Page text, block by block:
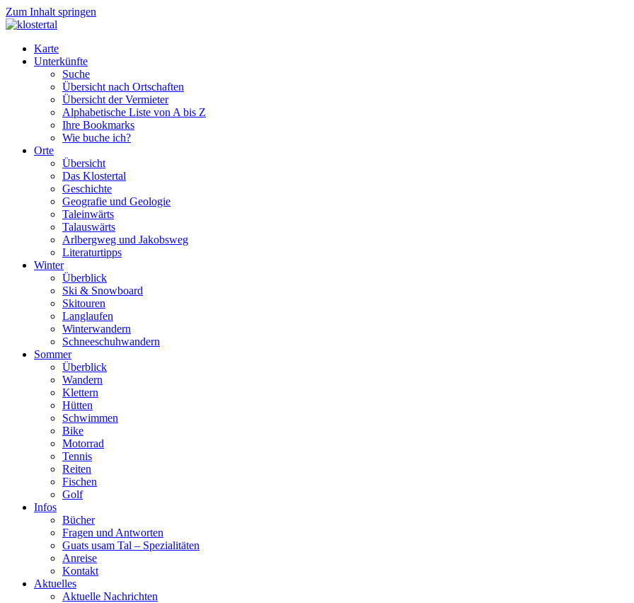
Zum Inhalt springen
Karte
Unterkünfte
Suche
Übersicht nach Ortschaften
Übersicht der Vermieter
Alphabetische Liste von A bis Z
Ihre Bookmarks
Wie buche ich?
Orte
Übersicht
Das Klostertal
Geschichte
Geografie und Geologie
Taleinwärts
Talauswärts
Arlbergweg und Jakobsweg
Literaturtipps
Winter
Überblick
Ski & Snowboard
Skitouren
Langlaufen
Winterwandern
Schneeschuhwandern
Sommer
Überblick
Wandern
Klettern
Hütten
Schwimmen
Bike
Motorrad
Tennis
Reiten
Fischen
Golf
Infos
Bücher
Fragen und Antworten
Guats usam Tal – Spezialitäten
Anreise
Kontakt
Aktuelles
Aktuelle Nachrichten